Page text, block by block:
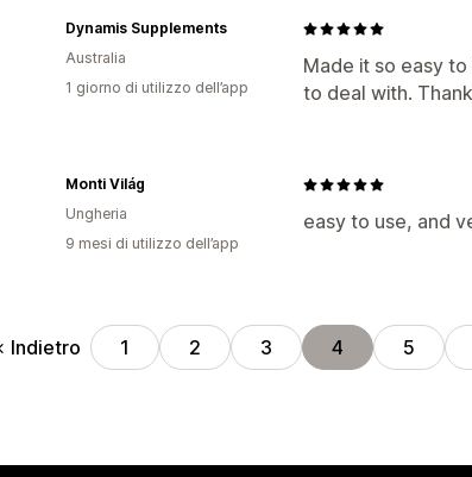
Made it so easy
to deal with.
Dynamis Supplements
Australia
1 giorno di utilizzo dell’app
easy to use, and
Monti Világ
Ungheria
9 mesi di utilizzo dell’app
Indietro 1 2 3 4 5